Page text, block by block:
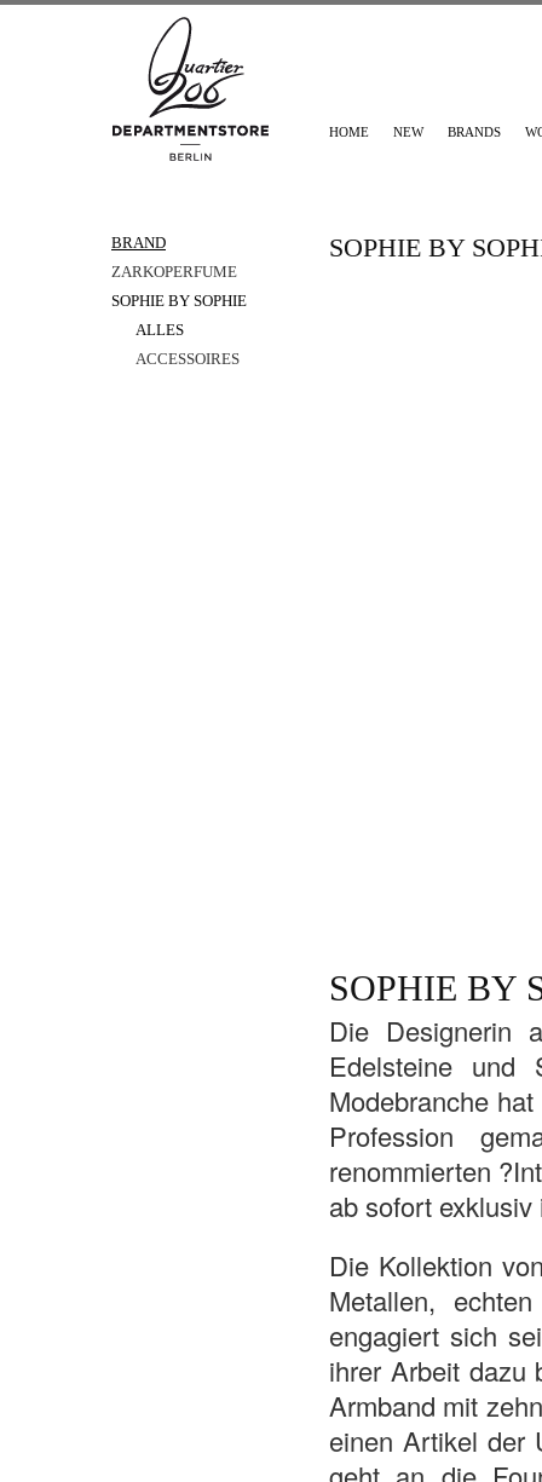
HOME NEW BRANDS
BRAND
ZARKOPERFUME
SOPHIE BY SOPHIE
ALLES
ACCESSOIRES
SOPHIE BY
SOPHIE BY
Die Designerin
Edelsteine und
Modebranche
Profession
renommierten
ab sofort
Die Kollektion
Metallen,
engagiert sich
ihrer Arbeit dazu
Armband mit
einen Artikel der